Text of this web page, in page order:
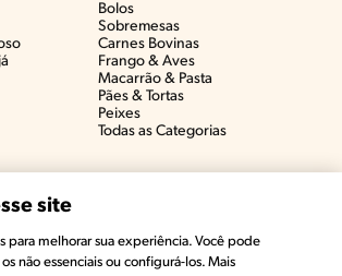
Bolos
Sobremesas
Carnes Bovinas​
Frango & Aves​
Macarrão & Pasta​
Pães & Tortas​
Peixes
Todas as Categorias
site
para melhorar sua experiência. Você pode
não essenciais ou configurá-los. Mais